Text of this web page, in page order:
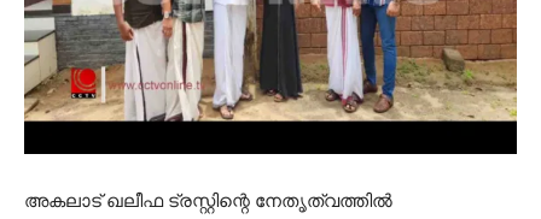
അകലാട് ഖലീഫ ട്രസ്റ്റിന്റെ നേതൃത്വത്തില്‍